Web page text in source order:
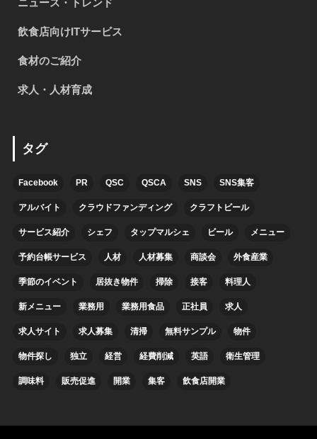
ニュース・トレンド
飲食店向けITサービス
食材のご紹介
求人・人材育成
タグ
Facebook PR QSC QSCA SNS SNS集客
アルバイト クラウドファンディング クラフトビール
サービス紹介 シェフ タップマルシェ ビール メニュー
予約台帳サービス 人材 人材募集 商談会 外食産業
季節のイベント 居抜き物件 掃除 接客 料理人
新メニュー 業務用 業務用食品 正社員 求人
求人サイト 求人募集 清掃 無料サンプル 物件
物件探し 独立 経営 経費削減 英語 衛生管理
調味料 販売促進 開業 集客 飲食店開業